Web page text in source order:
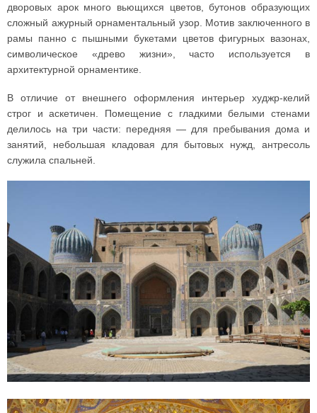
дворовых арок много вьющихся цветов, бутонов образующих
сложный ажурный орнаментальный узор. Мотив заключенного в
рамы панно с пышными букетами цветов фигурных вазонах,
символическое «древо жизни», часто используется в
архитектурной орнаментике.
В отличие от внешнего оформления интерьер худжр-келий
строг и аскетичен. Помещение с гладкими белыми стенами
делилось на три части: передняя — для пребывания дома и
занятий, небольшая кладовая для бытовых нужд, антресоль
служила спальней.